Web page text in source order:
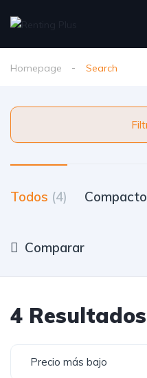
Homepage Search
Todos (4) Compacto
Comparar
4 Resultados
Precio más bajo